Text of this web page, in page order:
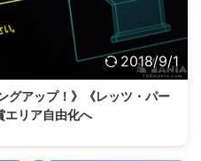
2018/9/1
グアップ！》《レッツ・パー
エリア自由化へ